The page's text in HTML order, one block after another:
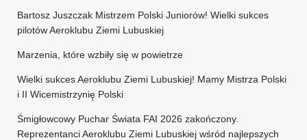
Bartosz Juszczak Mistrzem Polski Juniorów! Wielki sukces
pilotów Aeroklubu Ziemi Lubuskiej
Marzenia, które wzbiły się w powietrze
Wielki sukces Aeroklubu Ziemi Lubuskiej! Mamy Mistrza Polski
i II Wicemistrzynię Polski
Śmigłowcowy Puchar Świata FAI 2026 zakończony.
Reprezentanci Aeroklubu Ziemi Lubuskiej wśród najlepszych